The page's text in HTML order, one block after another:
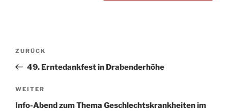
Beitragsnavigation
Vorheriger
Beitrag
ZURÜCK
49. Erntedankfest in Drabenderhöhe
Nächster
Beitrag
WEITER
Info-Abend zum Thema Geschlechtskrankheiten im